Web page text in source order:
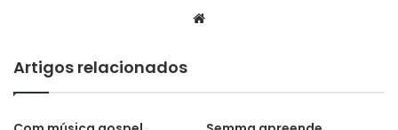
Website
Artigos relacionados